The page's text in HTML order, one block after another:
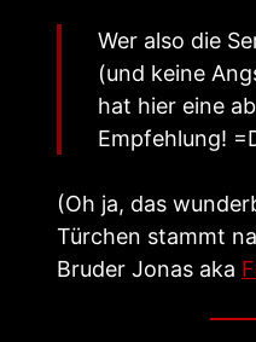
Wer also die
(und keine
hat hier eine
Empfehlung!
(Oh ja, das
Türchen stammt
Bruder Jonas aka